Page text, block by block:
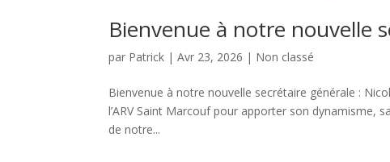
Bienvenue à notre nouvelle
par Patrick |Avr 23, 2026 | Non classé
Bienvenue à notre nouvelle secrétaire générale :
l’ARV Saint Marcouf pour apporter son dynamisme,
de notre...